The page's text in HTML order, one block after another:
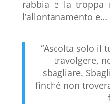
rabbia e la troppa
l’allontanamento
“Ascolta solo il
travolgere,
sbagliare.
finché non